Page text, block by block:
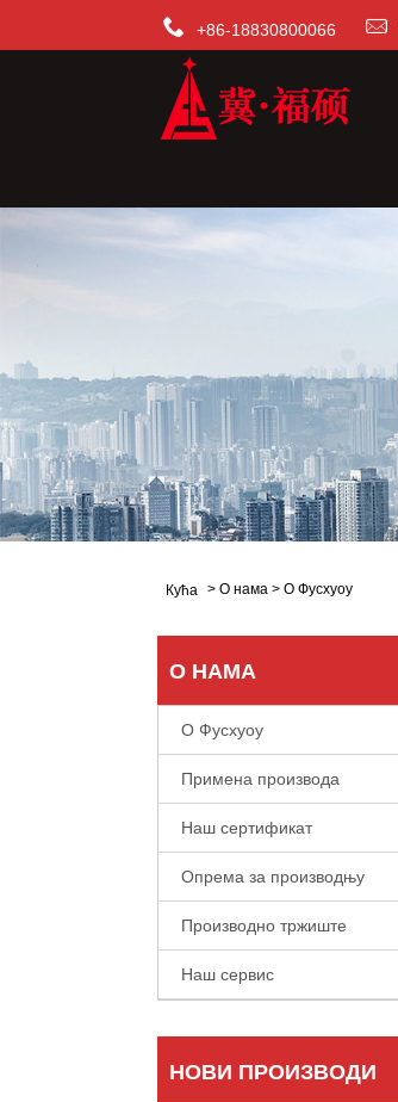
+86-18830800066
Кућа > О нама > О Фусхуоу
О НАМА
О Фусхуоу
Примена производа
Наш сертификат
Опрема за производњу
Производно тржиште
Наш сервис
НОВИ ПРОИЗВОДИ